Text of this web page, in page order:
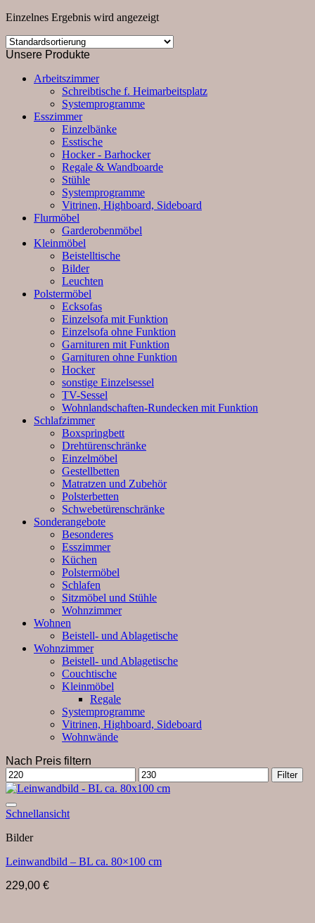
Einzelnes Ergebnis wird angezeigt
Unsere Produkte
Arbeitszimmer
Schreibtische f. Heimarbeitsplatz
Systemprogramme
Esszimmer
Einzelbänke
Esstische
Hocker - Barhocker
Regale & Wandboarde
Stühle
Systemprogramme
Vitrinen, Highboard, Sideboard
Flurmöbel
Garderobenmöbel
Kleinmöbel
Beistelltische
Bilder
Leuchten
Polstermöbel
Ecksofas
Einzelsofa mit Funktion
Einzelsofa ohne Funktion
Garnituren mit Funktion
Garnituren ohne Funktion
Hocker
sonstige Einzelsessel
TV-Sessel
Wohnlandschaften-Rundecken mit Funktion
Schlafzimmer
Boxspringbett
Drehtürenschränke
Einzelmöbel
Gestellbetten
Matratzen und Zubehör
Polsterbetten
Schwebetürenschränke
Sonderangebote
Besonderes
Esszimmer
Küchen
Polstermöbel
Schlafen
Sitzmöbel und Stühle
Wohnzimmer
Wohnen
Beistell- und Ablagetische
Wohnzimmer
Beistell- und Ablagetische
Couchtische
Kleinmöbel
Regale
Systemprogramme
Vitrinen, Highboard, Sideboard
Wohnwände
Nach Preis filtern
Min.
Preis
Max.
Preis
Filter
Schnellansicht
Bilder
Leinwandbild – BL ca. 80×100 cm
229,00 €